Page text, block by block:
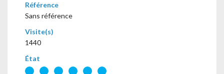
Référence
Sans référence
Visite(s)
1440
État